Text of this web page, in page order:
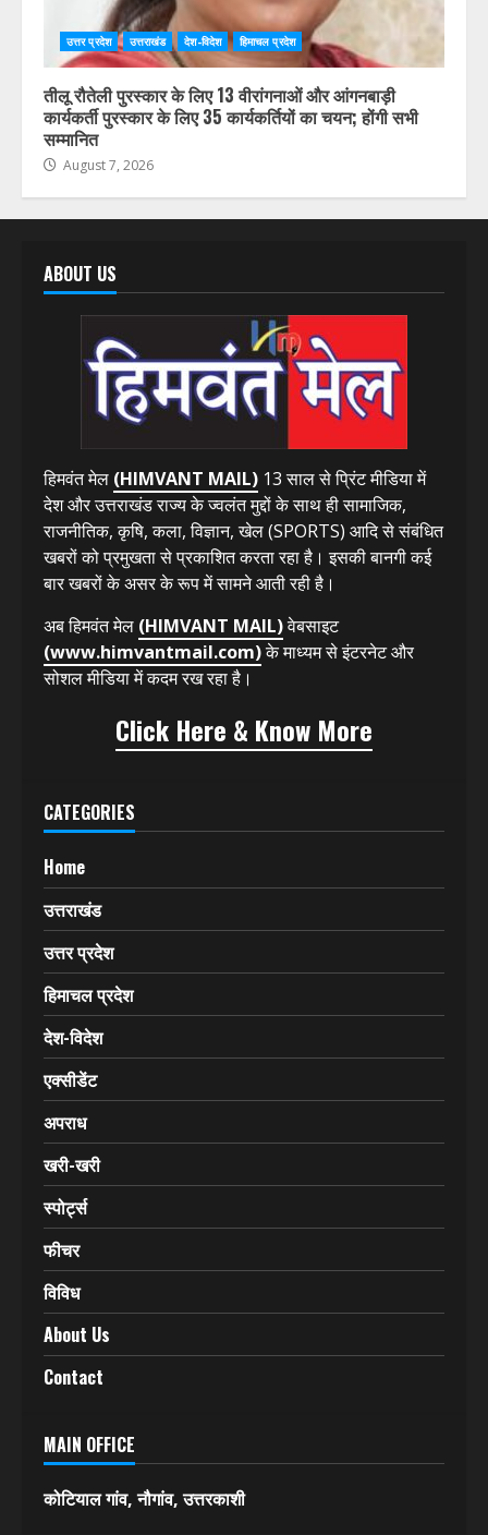
कार्यकर्ती पुरस्कार के लिए 35 कार्यकर्तियों का चयन; होंगी सभी
सम्मानित
August 7, 2026
ABOUT US
हिमवंत मेल(HIMVANT MAIL)13 साल से प्रिंट मीडिया में
देश और उत्तराखंड राज्य के ज्वलंत मुद्दों के साथ ही सामाजिक,
राजनीतिक, कृषि, कला, विज्ञान, खेल (SPORTS) आदि से संबंधित
बार खबरों के असर के रूप में सामने आती रही है।
(www.himvantmail.com)
सोशल मीडिया में कदम रख रहा है।
Click Here & Know More
CATEGORIES
Home
उत्तराखंड
उत्तर प्रदेश
हिमाचल प्रदेश
देश-विदेश
एक्सीडेंट
अपराध
खरी-खरी
स्पोर्ट्स
विविध
About Us